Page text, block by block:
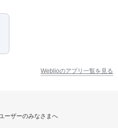
Weblioのアプリ一覧を見る
ーザーのみなさまへ